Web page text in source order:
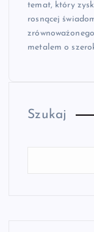
temat, który
rosnącej
metalem o
Szukaj